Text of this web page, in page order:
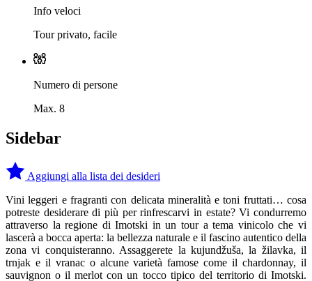
Info veloci
Tour privato, facile
Numero di persone
Max. 8
Sidebar
Aggiungi alla lista dei desideri
Vini leggeri e fragranti con delicata mineralità e toni fruttati… cosa
potreste desiderare di più per rinfrescarvi in estate? Vi condurremo
attraverso la regione di Imotski in un tour a tema vinicolo che vi
lascerà a bocca aperta: la bellezza naturale e il fascino autentico della
zona vi conquisteranno. Assaggerete la kujundžuša, la žilavka, il
trnjak e il vranac o alcune varietà famose come il chardonnay, il
sauvignon o il merlot con un tocco tipico del territorio di Imotski.